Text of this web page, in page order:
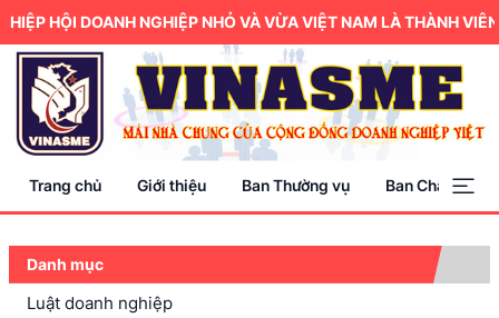
HỘI DOANH NGHIỆP NHỎ VÀ VỪA VIỆT NAM LÀ THÀNH VIÊN
Trang chủ Giới thiệu Ban Thường vụ Ban Chấp hành
Danh mục
Luật doanh nghiệp